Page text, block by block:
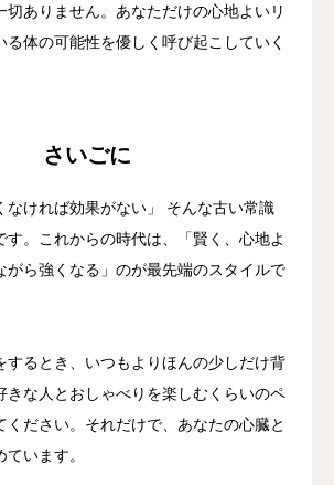
切ありません。あなただけの心地よいリ
る体の可能性を優しく呼び起こしていく
さいごに
なければ効果がない」 そんな古い常識
す。これからの時代は、「賢く、心地よ
がら強くなる」のが最先端のスタイルで
するとき、いつもよりほんの少しだけ背
きな人とおしゃべりを楽しむくらいのペ
ください。それだけで、あなたの心臓と
います。